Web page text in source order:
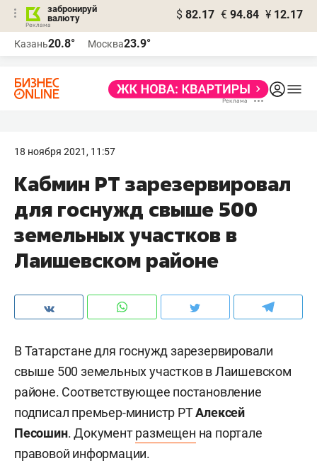
забронируй
валюту
$ 82.17 € 94.84 ¥ 12.17
Казань20.8° Москва23.9°
18 ноября 2021, 11:57
Кабмин РТ зарезервировал
для госнужд свыше 500
земельных участков в
Лаишевском районе
В Татарстане для госнужд зарезервировали
свыше 500 земельных участков в Лаишевском
районе. Соответствующее постановление
подписал премьер-министр РТАлексей
Песошин. Документразмещен на портале
правовой информации.